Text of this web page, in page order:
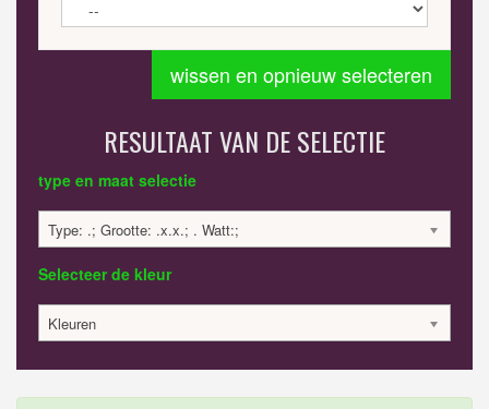
wissen en opnieuw selecteren
RESULTAAT VAN DE SELECTIE
type en maat selectie
Type: .; Grootte: .x.x.; . Watt:;
Selecteer de kleur
Kleuren